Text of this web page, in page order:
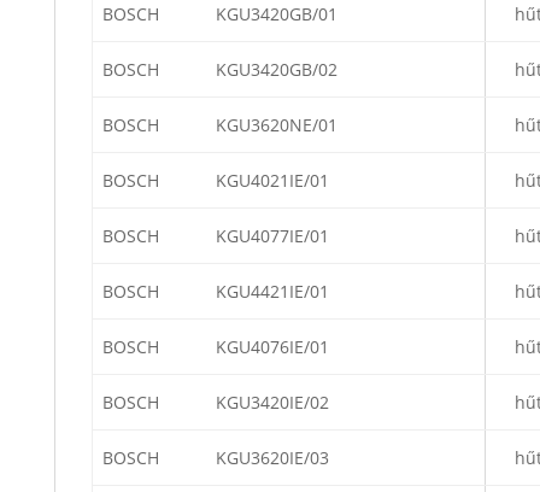
BOSCH KGU3420GB/01
BOSCH KGU3420GB/02
BOSCH KGU3620NE/01
BOSCH KGU4021IE/01
BOSCH KGU4077IE/01
BOSCH KGU4421IE/01
BOSCH KGU4076IE/01
BOSCH KGU3420IE/02
BOSCH KGU3620IE/03